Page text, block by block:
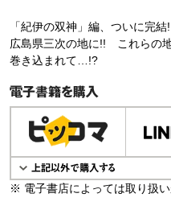
「紀伊の双神」編、ついに完
広島県三次の地に!! これらの
巻き込まれて…!?
電子書籍で購入
※ 電子書店によっては取り扱